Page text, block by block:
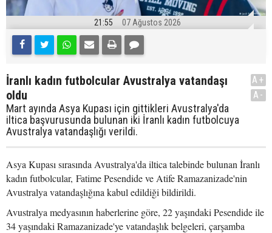
21:55 07 Ağustos 2026
İranlı kadın futbolcular Avustralya vatandaşı
oldu
Mart ayında Asya Kupası için gittikleri Avustralya'da
iltica başvurusunda bulunan iki İranlı kadın futbolcuya
Avustralya vatandaşlığı verildi.
A+
A-
Asya Kupası sırasında Avustralya'da iltica talebinde bulunan İranlı
kadın futbolcular, Fatime Pesendide ve Atife Ramazanizade'nin
Avustralya vatandaşlığına kabul edildiği bildirildi.
Avustralya medyasının haberlerine göre, 22 yaşındaki Pesendide ile
34 yaşındaki Ramazanizade'ye vatandaşlık belgeleri, çarşamba